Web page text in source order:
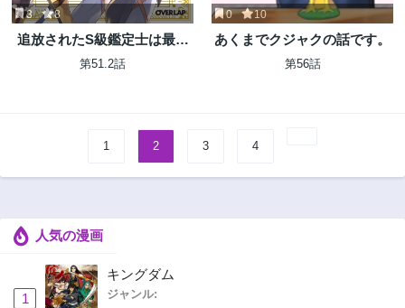
3 8
追放されたS級鑑定士は最強
のギルドを創る
第51.2話
0 10
あくまでクジャクの話です。
第56話
1 2 3 4
人気の漫画
1
キングダム
ジャンル: